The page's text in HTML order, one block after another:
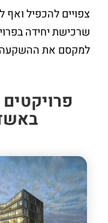
צפויים להכפיל
למקסם את